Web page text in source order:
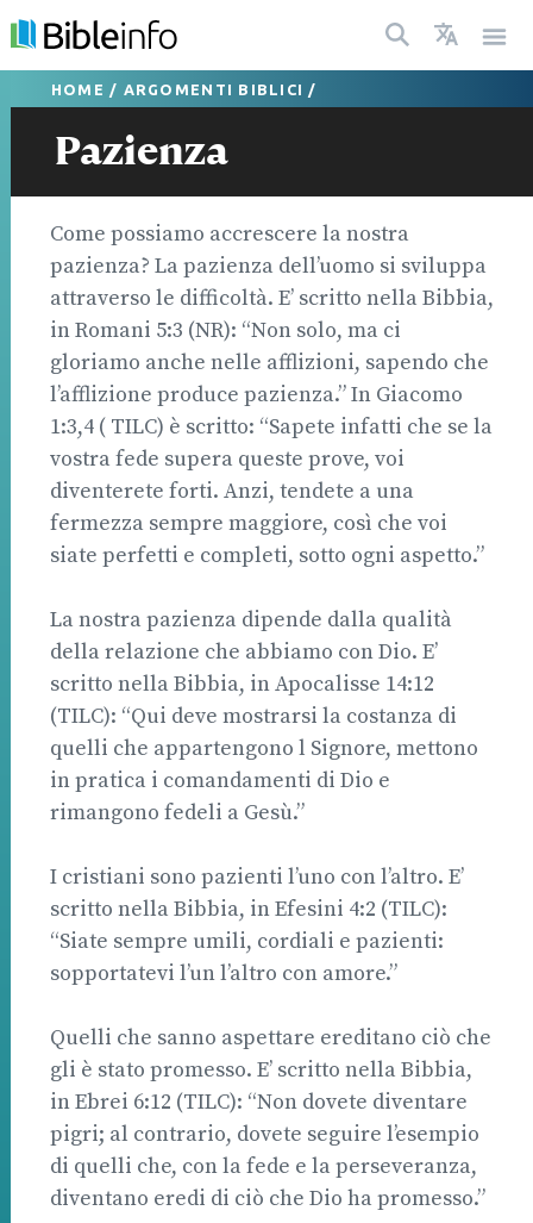
HOME / ARGOMENTI BIBLICI /
Pazienza
Come possiamo accrescere la nostra
pazienza? La pazienza dell’uomo si sviluppa
attraverso le difficoltà. E’ scritto nella Bibbia,
in Romani 5:3 (NR): “Non solo, ma ci
gloriamo anche nelle afflizioni, sapendo che
l’afflizione produce pazienza.” In Giacomo
1:3,4 ( TILC) è scritto: “Sapete infatti che se la
vostra fede supera queste prove, voi
diventerete forti. Anzi, tendete a una
fermezza sempre maggiore, così che voi
siate perfetti e completi, sotto ogni aspetto.”
La nostra pazienza dipende dalla qualità
della relazione che abbiamo con Dio. E’
scritto nella Bibbia, in Apocalisse 14:12
(TILC): “Qui deve mostrarsi la costanza di
quelli che appartengono l Signore, mettono
in pratica i comandamenti di Dio e
rimangono fedeli a Gesù.”
I cristiani sono pazienti l’uno con l’altro. E’
scritto nella Bibbia, in Efesini 4:2 (TILC):
“Siate sempre umili, cordiali e pazienti:
sopportatevi l’un l’altro con amore.”
Quelli che sanno aspettare ereditano ciò che
gli è stato promesso. E’ scritto nella Bibbia,
in Ebrei 6:12 (TILC): “Non dovete diventare
pigri; al contrario, dovete seguire l’esempio
di quelli che, con la fede e la perseveranza,
diventano eredi di ciò che Dio ha promesso.”